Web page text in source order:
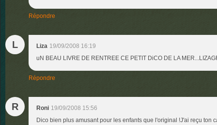
Répondre
L Liza 19/09/2008 16:19
uN BEAU LIVRE DE RENTREE CE PETIT DiCO DE LA
Répondre
R Roni 19/09/2008 15:56
Dico bien plus amusant pour les enfants que l'original !J'ai reçu ton